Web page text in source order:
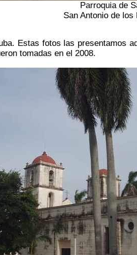
Parroquia de
San Antonio de los
Estas fotos las presentamos
tomadas en el 2008.